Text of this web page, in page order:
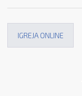
IGREJA ONLINE